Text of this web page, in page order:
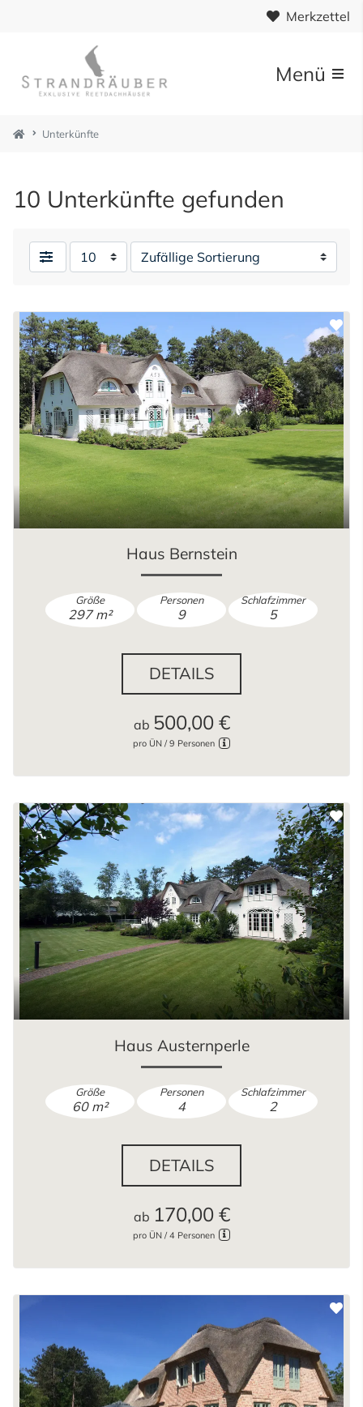
Merkzettel
Menü
Unterkünfte
10 Unterkünfte gefunden
Haus Bernstein
297 m²
Größe
9
Personen
5
Schlafzimmer
ab 500,00 €
pro ÜN / 9 Personen
DETAILS
Haus Austernperle
60 m²
Größe
4
Personen
2
Schlafzimmer
ab 170,00 €
pro ÜN / 4 Personen
DETAILS